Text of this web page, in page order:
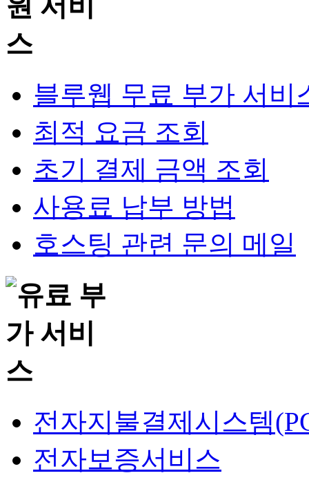
블루웹 무료 부가 서비
최적 요금 조회
초기 결제 금액 조회
사용료 납부 방법
호스팅 관련 문의 메일
전자지불결제시스템
전자보증서비스